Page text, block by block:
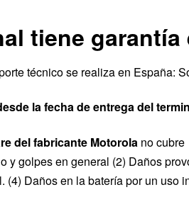
tiene garantía
técnico se realiza en España:
la fecha de entrega del
del fabricante Motorola no
y golpes en general (2) Daños
(4) Daños en la batería por un